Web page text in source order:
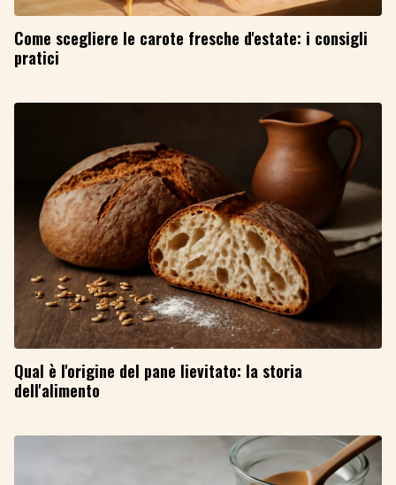
Come scegliere le carote fresche d'estate: i consigli
pratici
Qual è l'origine del pane lievitato: la storia
dell'alimento